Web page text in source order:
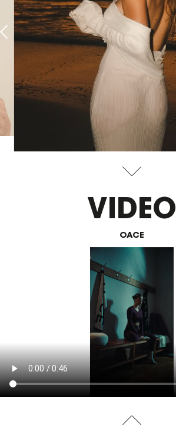
VIDEO
OACE